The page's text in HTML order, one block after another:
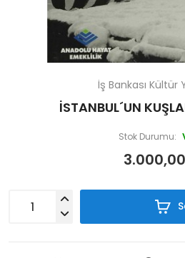
İş Bankası Kültür
İSTANBUL´UN
Stok Durumu: